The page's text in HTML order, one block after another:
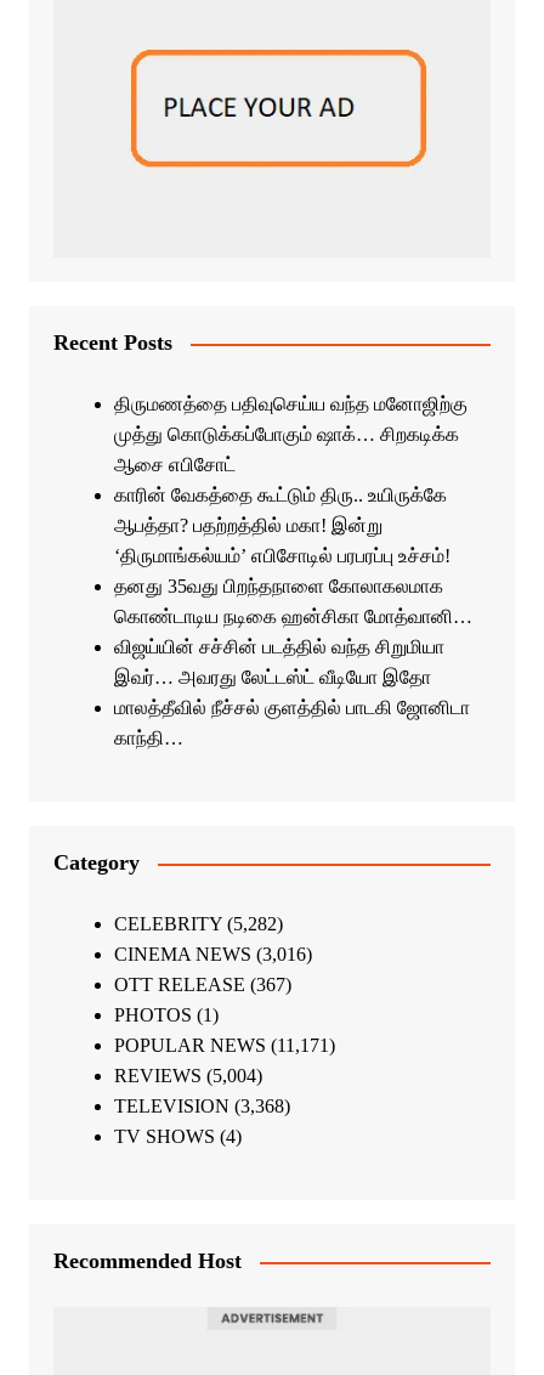
Recent Posts
திருமணத்தை பதிவுசெய்ய வந்த மனோஜிற்கு
முத்து கொடுக்கப்போகும் ஷாக்… சிறகடிக்க
ஆசை எபிசோட்
காரின் வேகத்தை கூட்டும் திரு.. உயிருக்கே
ஆபத்தா? பதற்றத்தில் மகா! இன்று
‘திருமாங்கல்யம்’ எபிசோடில் பரபரப்பு உச்சம்!
தனது 35வது பிறந்தநாளை கோலாகலமாக
கொண்டாடிய நடிகை ஹன்சிகா மோத்வானி…
விஜய்யின் சச்சின் படத்தில் வந்த சிறுமியா
இவர்… அவரது லேட்டஸ்ட் வீடியோ இதோ
மாலத்தீவில் நீச்சல் குளத்தில் பாடகி ஜோனிடா
காந்தி…
Category
CELEBRITY(5,282)
CINEMA NEWS (3,016)
OTT RELEASE (367)
PHOTOS (1)
POPULAR NEWS (11,171)
REVIEWS (5,004)
TELEVISION (3,368)
TV SHOWS (4)
Recommended Host